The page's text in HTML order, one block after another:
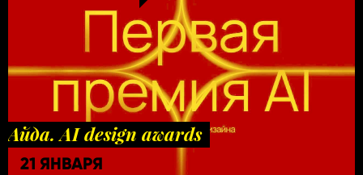
Айда. AI design awards
21 ЯНВАРЯ